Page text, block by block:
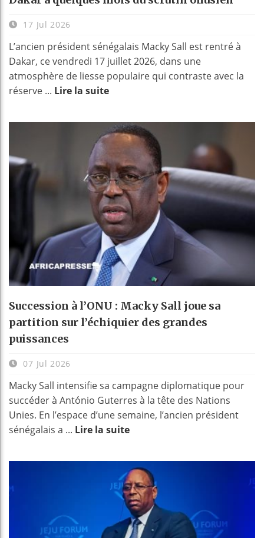
17 Jul 2026
L’ancien président sénégalais Macky Sall est rentré à
Dakar, ce vendredi 17 juillet 2026, dans une
atmosphère de liesse populaire qui contraste avec la
réserve ... Lire la suite
Succession à l’ONU : Macky Sall joue sa
partition sur l’échiquier des grandes
puissances
07 Jul 2026
Macky Sall intensifie sa campagne diplomatique pour
succéder à António Guterres à la tête des Nations
Unies. En l’espace d’une semaine, l’ancien président
sénégalais a ... Lire la suite